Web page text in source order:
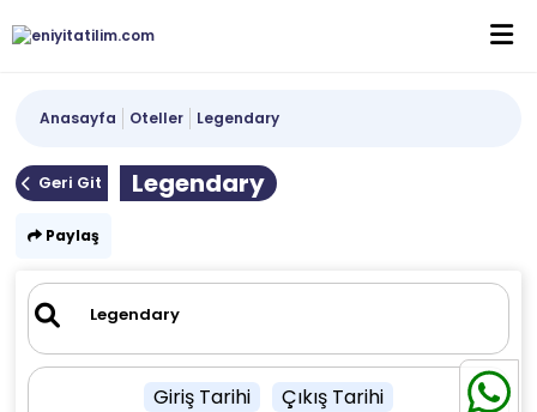
Anasayfa Oteller Legendary
Geri Git Legendary
Paylaş
Giriş Tarihi Çıkış Tarihi